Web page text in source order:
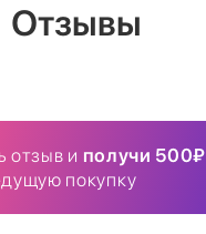
Отзывы
отзыв и получи 500₽
покупку